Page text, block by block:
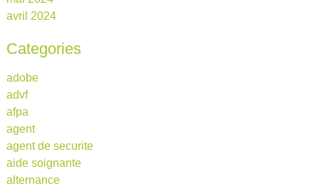
avril 2024
Categories
adobe
advf
afpa
agent
agent de securite
aide soignante
alternance